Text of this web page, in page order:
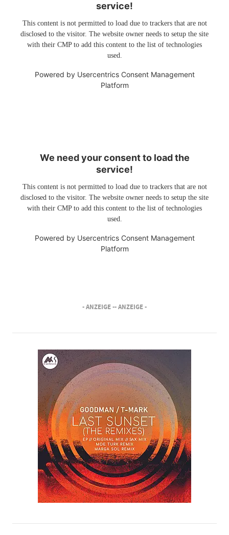
service!
This content is not permitted to load due to trackers that are not
disclosed to the visitor. The website owner needs to setup the site
with their CMP to add this content to the list of technologies
used.
Powered by Usercentrics Consent Management
Platform
We need your consent to load the
service!
This content is not permitted to load due to trackers that are not
disclosed to the visitor. The website owner needs to setup the site
with their CMP to add this content to the list of technologies
used.
Powered by Usercentrics Consent Management
Platform
- ANZEIGE -- ANZEIGE -